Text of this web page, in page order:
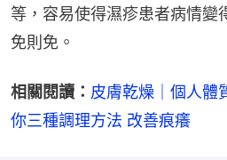
等，容易使得濕疹患者病情變
免則免。
相關閱讀： 皮膚乾燥｜個人體
你三種調理方法 改善痕癢